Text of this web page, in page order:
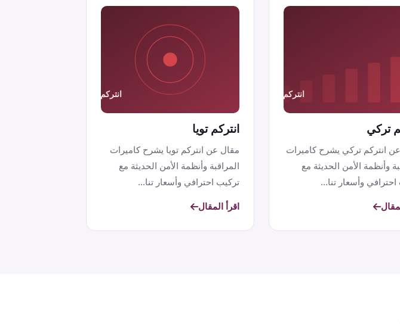
تركي
انتركم تركي يشرح كاميرات
وأنظمة الأمن الحديثة مع
وأسعار تنا...
انتركم تويا
مقال عن انتركم تويا يشرح كاميرات
المراقبة وأنظمة الأمن الحديثة مع
تركيب احترافي وأسعار تنا...
اقرأ المقال